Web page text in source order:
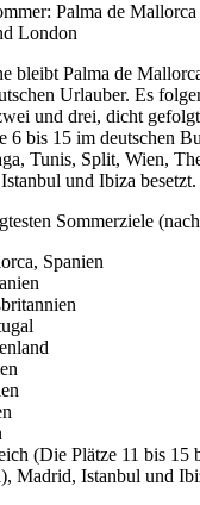
Palma de
London
bleibt Palma de
Urlauber. Es
und drei, dicht
6 bis 15 im deutschen
Tunis, Split, Wien,
und Ibiza besetzt.
Sommerziele
Spanien
(Die Plätze 11 bis 15
Madrid, Istanbul und